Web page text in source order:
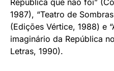
1987), “Teatro de
(Edições Vértice, 1988) e
imaginário da República
Letras, 1990).